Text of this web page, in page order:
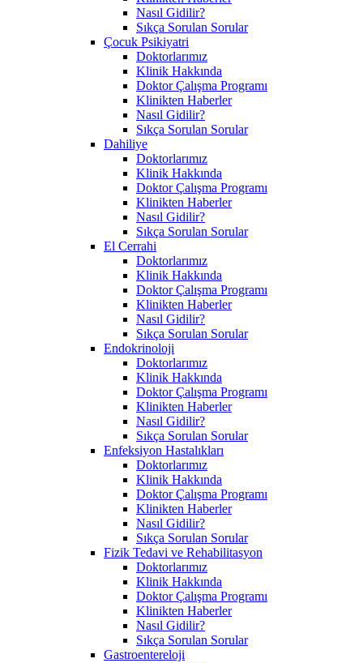
Nasıl Gidilir?
Sıkça Sorulan Sorular
Çocuk Psikiyatri
Doktorlarımız
Klinik Hakkında
Doktor Çalışma Programı
Klinikten Haberler
Nasıl Gidilir?
Sıkça Sorulan Sorular
Dahiliye
Doktorlarımız
Klinik Hakkında
Doktor Çalışma Programı
Klinikten Haberler
Nasıl Gidilir?
Sıkça Sorulan Sorular
El Cerrahi
Doktorlarımız
Klinik Hakkında
Doktor Çalışma Programı
Klinikten Haberler
Nasıl Gidilir?
Sıkça Sorulan Sorular
Endokrinoloji
Doktorlarımız
Klinik Hakkında
Doktor Çalışma Programı
Klinikten Haberler
Nasıl Gidilir?
Sıkça Sorulan Sorular
Enfeksiyon Hastalıkları
Doktorlarımız
Klinik Hakkında
Doktor Çalışma Programı
Klinikten Haberler
Nasıl Gidilir?
Sıkça Sorulan Sorular
Fizik Tedavi ve Rehabilitasyon
Doktorlarımız
Klinik Hakkında
Doktor Çalışma Programı
Klinikten Haberler
Nasıl Gidilir?
Sıkça Sorulan Sorular
Gastroentereloji